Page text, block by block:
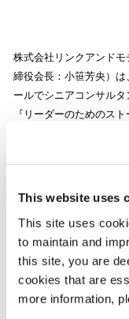
This website uses
This site uses
to maintain and
this site, you are
cookies that are
more information,
株式会社リンクアンド
締役会長：小笹芳央）
ールでシニアコンサル
『リーダーのためのス
な入門書です。
詳細はこちら